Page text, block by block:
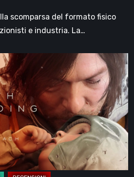
scomparsa del formato fisico
e industria. La…